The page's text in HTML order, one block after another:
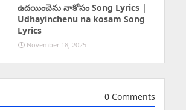
ఉదయించెను నాకోసం Song Lyrics |
Udhayinchenu na kosam Song
Lyrics
November 18, 2025
0 Comments